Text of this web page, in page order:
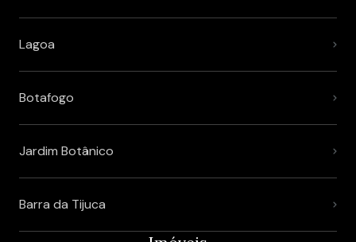
Lagoa
Botafogo
Jardim Botânico
Barra da Tijuca